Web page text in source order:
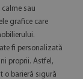
sau
grafice care
fi personalizată
proprii. Astfel,
o barieră sigură